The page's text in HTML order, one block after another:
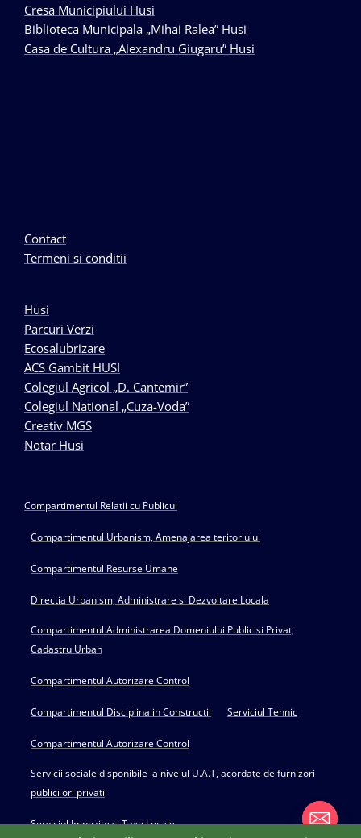
Cresa Municipiului Husi
Biblioteca Municipala „Mihai Ralea” Husi
Casa de Cultura „Alexandru Giugaru” Husi
Contact
Termeni si conditii
Husi
Parcuri Verzi
Ecosalubrizare
ACS Gambit HUSI
Colegiul Agricol „D. Cantemir”
Colegiul National „Cuza-Voda”
Creativ MGS
Notar Husi
Compartimentul Relatii cu Publicul
Compartimentul Urbanism, Amenajarea teritoriului
Compartimentul Resurse Umane
Directia Urbanism, Administrare si Dezvoltare Locala
Compartimentul Administrarea Domeniului Public si Privat,
Cadastru Urban
Compartimentul Autorizare Control
Compartimentul Disciplina in Constructii Serviciul Tehnic
Compartimentul Autorizare Control
Servicii sociale disponibile la nivelul U.A.T, acordate de furnizori
publici ori privati
Serviciul Impozite si Taxe Locale